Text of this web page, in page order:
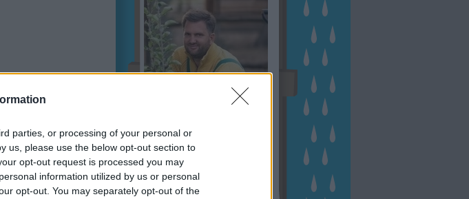
parties, or processing of your personal or
us, please use the below opt-out section to
opt-out request is processed you may
information utilized by us or personal
opt-out. You may separately opt-out of the